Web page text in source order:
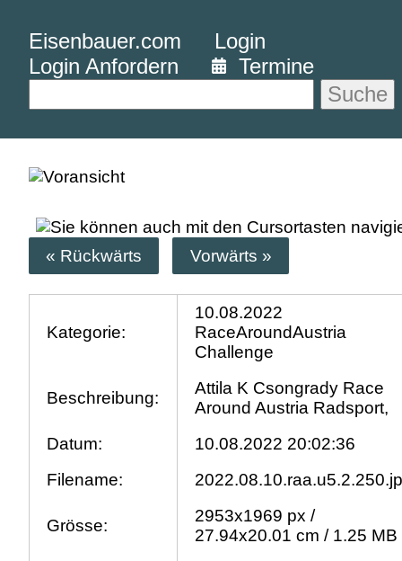
Eisenbauer.com
Login
Login Anfordern
Termine
Suche
« Rückwärts Vorwärts »
Kategorie:
10.08.2022
RaceAroundAustria
Challenge
Beschreibung:
Attila K Csongrady Race
Around Austria Radsport,
Datum:
10.08.2022 20:02:36
Filename:
Grösse:
2953x1969 px /
27.94x20.01 cm / 1.25 MB